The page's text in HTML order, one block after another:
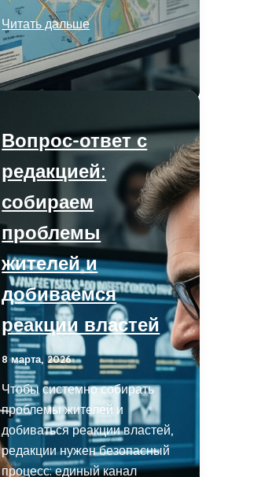
Итоги
дня
в
Йошкар-
районах:
что
важного
произошло
за
сутки
Читать дальше
Вопрос-ответ с
редакцией:
собираем
проблемы
жителей и
добиваемся
реакции властей
8 марта, 2026
Чтобы системно собирать
проблемы жителей и
добиваться реакции властей,
редакции нужен безопасный
процесс: единый канал